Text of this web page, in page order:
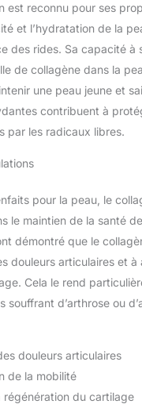
est reconnu pour ses
et l’hydratation de la
des rides. Sa capacité à
de collagène dans la
une peau jeune et
contribuent à
par les radicaux libres.
pour la peau, le
le maintien de la santé
démontré que le
douleurs articulaires et à
Cela le rend
souffrant d’arthrose ou
douleurs articulaires
de la mobilité
régénération du cartilage